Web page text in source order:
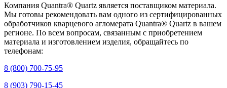
Компания Quantra® Quartz является поставщиком материала.
Мы готовы рекомендовать вам одного из сертифицированных
обработчиков кварцевого агломерата Quantra® Quartz в вашем
регионе. По всем вопросам, связанным с приобретением
материала и изготовлением изделия, обращайтесь по
телефонам:
8 (800) 700-75-95
8 (903) 790-15-45